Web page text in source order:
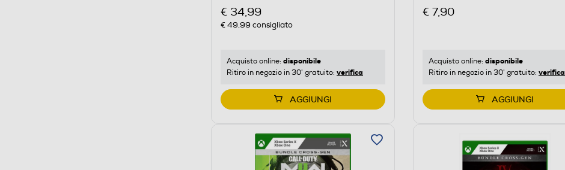
€ 34,99
€ 49,99 consigliato
Acquisto online: disponibile
Ritiro in negozio in 30' gratuito: verifica
AGGIUNGI
€ 7,90
Acquisto online: disponibile
Ritiro in negozio in 30' gratuito: verifica
AGGIUNGI